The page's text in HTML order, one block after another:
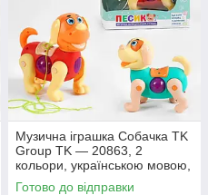
Музична іграшка Собачка TK
Group TK — 20863, 2
кольори, українською мовою,
батарейками
Готово до відправки